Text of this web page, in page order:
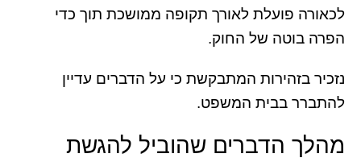
לכאורה פועלת לאורך תקופה ממושכת תוך כדי
הפרה בוטה של החוק.
נזכיר בזהירות המתבקשת כי על הדברים עדיין
להתברר בבית המשפט.
מהלך הדברים שהוביל להגשת